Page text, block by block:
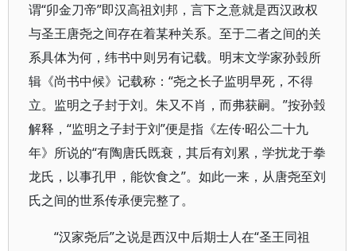
谓“卯金刀帝”即汉高祖刘邦，言下之意就是西汉政权
与圣王唐尧之间存在着某种关系。至于二者之间的关
系具体为何，纬书中则另有记载。明末文学家孙瑴所
辑《尚书中候》记载称：“尧之长子监明早死，不得
立。监明之子封于刘。朱又不肖，而弗获嗣。”按孙瑴
解释，“监明之子封于刘”便是指《左传·昭公二十九
年》所说的“有陶唐氏既衰，其后有刘累，学扰龙于拳
龙氏，以事孔甲，能饮食之”。如此一来，从唐尧至刘
氏之间的世系传承便完整了。
“汉家尧后”之说是西汉中后期士人在“圣王同祖